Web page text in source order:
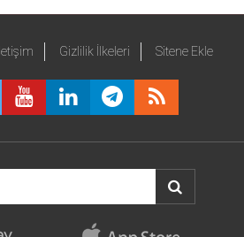
İletişim Gizlilik İlkeleri Sitene Ekle